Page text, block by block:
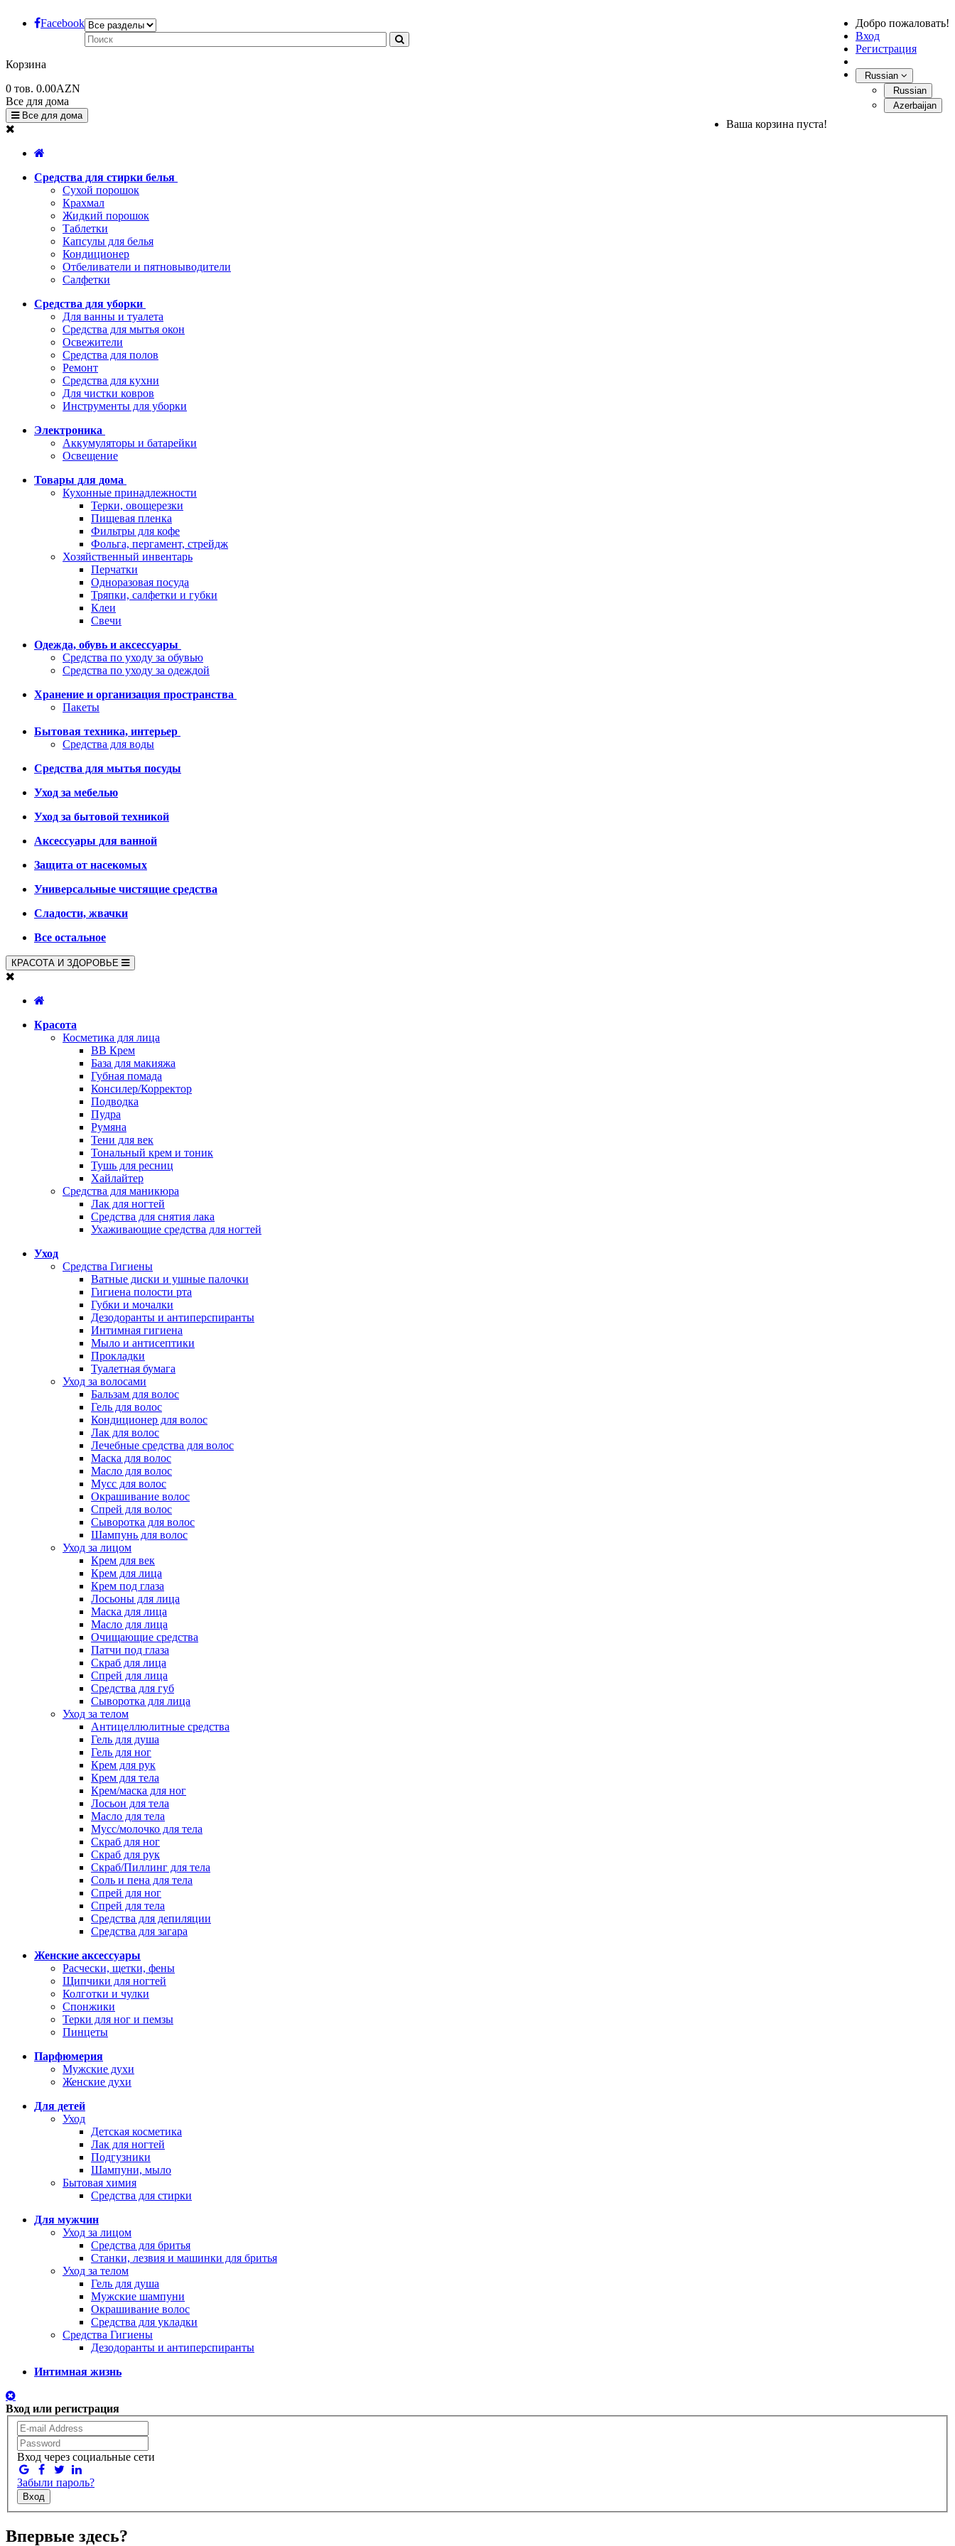
Facebook
Добро пожаловать!
Вход
Регистрация
Russian
Russian
Azerbaijan
Корзина
0 тов. 0.00AZN
Ваша корзина пуста!
Все для дома
Все для дома
Средства для стирки белья
Сухой порошок
Крахмал
Жидкий порошок
Таблетки
Капсулы для белья
Кондиционер
Отбеливатели и пятновыводители
Салфетки
Средства для уборки
Для ванны и туалета
Средства для мытья окон
Освежители
Средства для полов
Ремонт
Средства для кухни
Для чистки ковров
Инструменты для уборки
Электроника
Аккумуляторы и батарейки
Освещение
Товары для дома
Кухонные принадлежности
Терки, овощерезки
Пищевая пленка
Фильтры для кофе
Фольга, пергамент, стрейдж
Хозяйственный инвентарь
Перчатки
Одноразовая посуда
Тряпки, салфетки и губки
Клеи
Свечи
Одежда, обувь и аксессуары
Средства по уходу за обувью
Средства по уходу за одеждой
Хранение и организация пространства
Пакеты
Бытовая техника, интерьер
Средства для воды
Средства для мытья посуды
Уход за мебелью
Уход за бытовой техникой
Аксессуары для ванной
Защита от насекомых
Универсальные чистящие средства
Сладости, жвачки
Все остальное
КРАСОТА И ЗДОРОВЬЕ
Красота
Косметика для лица
BB Крем
База для макияжа
Губная помада
Консилер/Корректор
Подводка
Пудра
Румяна
Тени для век
Тональный крем и тоник
Тушь для ресниц
Хайлайтер
Средства для маникюра
Лак для ногтей
Средства для снятия лака
Ухаживающие средства для ногтей
Уход
Средства Гигиены
Ватные диски и ушные палочки
Гигиена полости рта
Губки и мочалки
Дезодоранты и антиперспиранты
Интимная гигиена
Мыло и антисептики
Прокладки
Туалетная бумага
Уход за волосами
Бальзам для волос
Гель для волос
Кондиционер для волос
Лак для волос
Лечебные средства для волос
Маска для волос
Масло для волос
Мусс для волос
Окрашивание волос
Спрей для волос
Сыворотка для волос
Шампунь для волос
Уход за лицом
Крем для век
Крем для лица
Крем под глаза
Лосьоны для лица
Маска для лица
Масло для лица
Очищающие средства
Патчи под глаза
Скраб для лица
Спрей для лица
Средства для губ
Сыворотка для лица
Уход за телом
Антицеллюлитные средства
Гель для душа
Гель для ног
Крем для рук
Крем для тела
Крем/маска для ног
Лосьон для тела
Масло для тела
Мусс/молочко для тела
Скраб для ног
Скраб для рук
Скраб/Пиллинг для тела
Соль и пена для тела
Спрей для ног
Спрей для тела
Средства для депиляции
Средства для загара
Женские аксессуары
Расчески, щетки, фены
Щипчики для ногтей
Колготки и чулки
Спонжики
Терки для ног и пемзы
Пинцеты
Парфюмерия
Мужские духи
Женские духи
Для детей
Уход
Детская косметика
Лак для ногтей
Подгузники
Шампуни, мыло
Бытовая химия
Средства для стирки
Для мужчин
Уход за лицом
Средства для бритья
Станки, лезвия и машинки для бритья
Уход за телом
Гель для душа
Мужские шампуни
Окрашивание волос
Средства для укладки
Средства Гигиены
Дезодоранты и антиперспиранты
Интимная жизнь
Вход или регистрация
Вход через социальные сети
Забыли пароль?
Вход
Впервые здесь?